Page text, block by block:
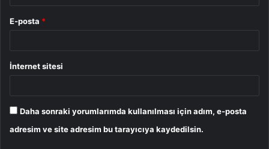
E-posta *
İnternet sitesi
Daha sonraki yorumlarımda kullanılması için adım, e-posta
adresim ve site adresim bu tarayıcıya kaydedilsin.